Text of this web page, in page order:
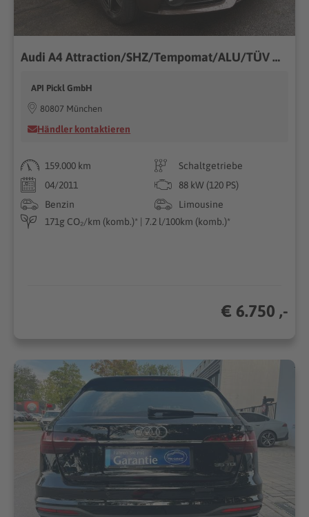
Audi A4 Attraction/SHZ/Tempomat/ALU/TÜV NEU
API Pickl GmbH
80807 München
Händler kontaktieren
159.000 km
Schaltgetriebe
04/2011
88 kW (120 PS)
Benzin
Limousine
171g CO₂/km (komb.)* | 7.2 l/100km (komb.)*
€ 6.750 ,-